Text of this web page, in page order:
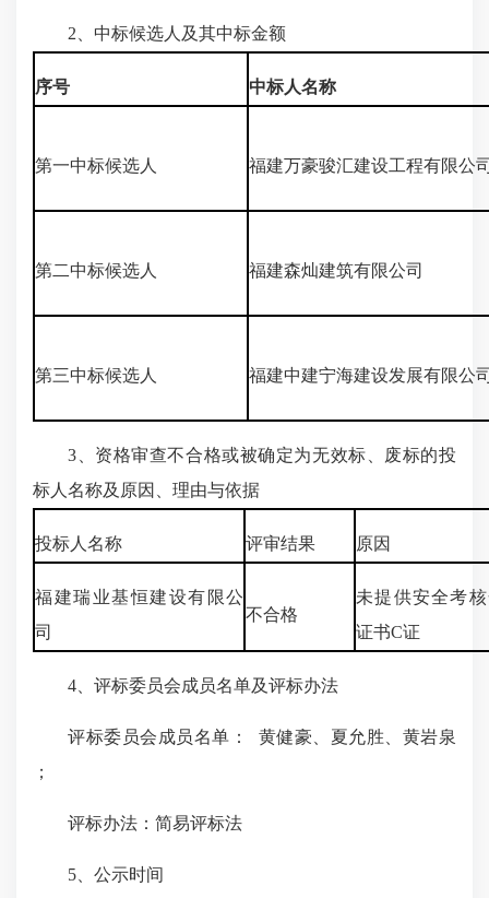
2、中标候选人及其中标金额
序号 中标人名称
第一中标候选人 福建万豪骏汇建设工程有限公
第二中标候选人 福建森灿建筑有限公司
第三中标候选人 福建中建宁海建设发展有限公
3、资格审查不合格或被确定为无效标、废标的投
标人名称及原因、理由与依据
投标人名称 评审结果 原因
福建瑞业基恒建设有限公
司
不合格
未提供安全考
证书C证
4、评标委员会成员名单及评标办法
评标委员会成员名单： 黄健豪、夏允胜、黄岩泉
；
评标办法：简易评标法
5、公示时间